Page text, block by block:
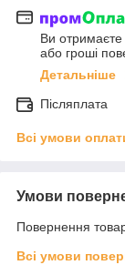
Ви
або гроші
Детальніше
Післяплата
Всі умови
Умови
Повернення
Всі умови